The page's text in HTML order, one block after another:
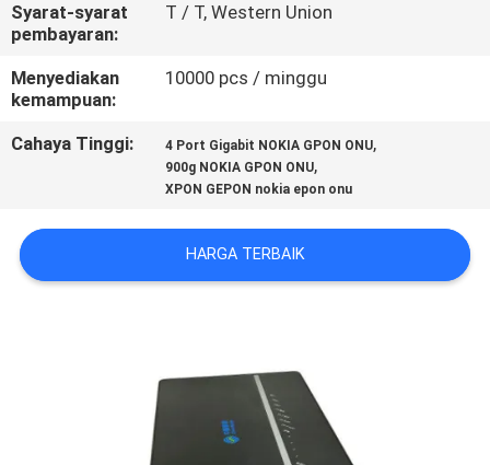
PERMINTAAN
SITEMAP
POLICY
Syarat-syarat
pembayaran:
T / T, Western Union
Menyediakan
kemampuan:
10000 pcs / minggu
Cahaya Tinggi: 4 Port Gigabit NOKIA GPON ONU,
900g NOKIA GPON ONU,
XPON GEPON nokia epon onu
HARGA TERBAIK